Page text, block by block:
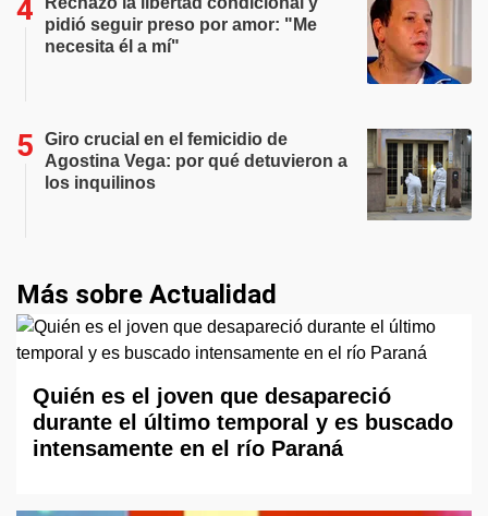
pidió seguir preso por amor: "Me
necesita él a mí"
Giro crucial en el femicidio de
Agostina Vega: por qué detuvieron a
los inquilinos
Más sobre Actualidad
Quién es el joven que desapareció
durante el último temporal y es buscado
intensamente en el río Paraná